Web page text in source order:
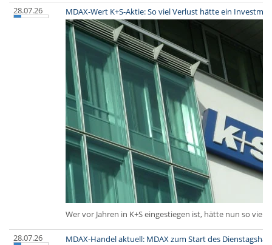
28.07.26 MDAX-Wert K+S-Aktie: So viel Verlust hätte ein
Wer vor Jahren in K+S eingestiegen ist, hätte nun so viel
28.07.26
MDAX-Handel aktuell: MDAX zum Start des